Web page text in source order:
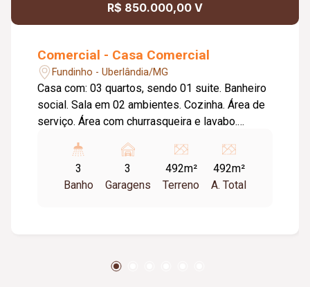
R$ 850.000,00 V
Comercial - Casa Comercial
Fundinho - Uberlândia/MG
Casa com: 03 quartos, sendo 01 suite. Banheiro
social. Sala em 02 ambientes. Cozinha. Área de
serviço. Área com churrasqueira e lavabo.
revertida em ateliê) porém mantemos todas as
instalada para voltar a ser uma suíte. Garagem
para 03 carros entretanto há espaço para
3
Banho
3
Garagens
492m²
Terreno
492m²
A. Total